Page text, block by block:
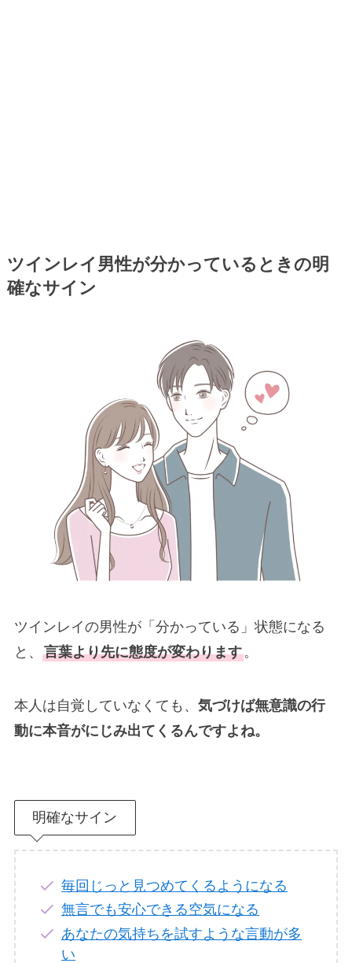
ツインレイ男性が分かっているときの明
確なサイン
ツインレイの男性が「分かっている」状態になる
と、 言葉より先に態度が変わります。
本人は自覚していなくても、 気づけば無意識の行
動に本音がにじみ出てくるんですよね。
明確なサイン
毎回じっと見つめてくるようになる
無言でも安心できる空気になる
あなたの気持ちを試すような言動が多
い